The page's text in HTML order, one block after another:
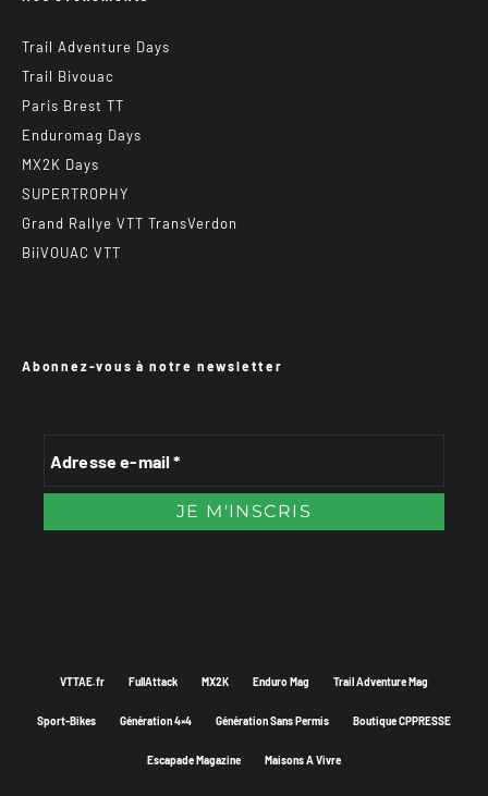
Trail Adventure Days
Trail Bivouac
Paris Brest TT
Enduromag Days
MX2K Days
SUPERTROPHY
Grand Rallye VTT TransVerdon
BiiVOUAC VTT
Abonnez-vous à notre newsletter
VTTAE.fr FullAttack MX2K Enduro Mag Trail Adventure Mag
Sport-Bikes Génération 4×4 Génération Sans Permis Boutique CPPRESSE
Escapade Magazine Maisons A Vivre